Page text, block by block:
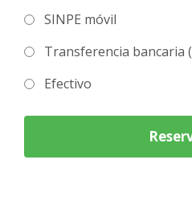
SINPE móvil
Transferencia bancaria
Efectivo